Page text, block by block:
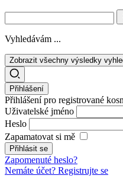
Vyhledávám ...
Zobrazit všechny výsledky
Přihlášení
Přihlášení pro registrované
Uživatelské jméno
Heslo
Zapamatovat si mě
Zapomenuté heslo?
Nemáte účet? Registrujte se